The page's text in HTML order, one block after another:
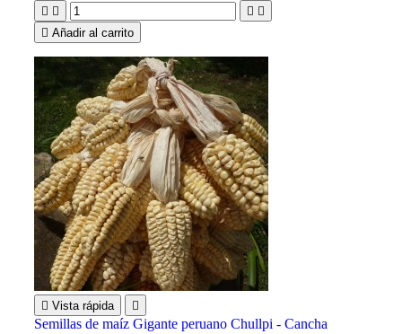
   
 Añadir al carrito
 Vista rápida 
Semillas de maíz Gigante peruano Chullpi - Cancha